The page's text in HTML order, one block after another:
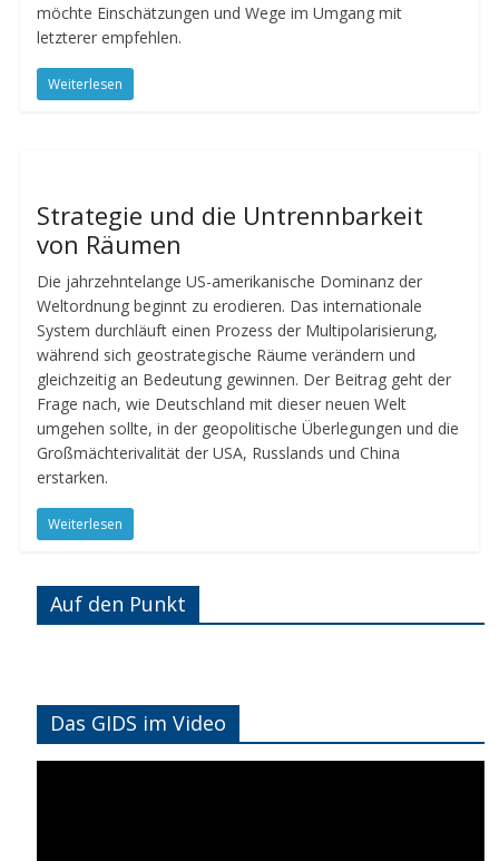
möchte Einschätzungen und Wege im Umgang mit
letzterer empfehlen.
Weiterlesen
Strategie und die Untrennbarkeit
von Räumen
Die jahrzehntelange US-amerikanische Dominanz der
Weltordnung beginnt zu erodieren. Das internationale
System durchläuft einen Prozess der Multipolarisierung,
während sich geostrategische Räume verändern und
gleichzeitig an Bedeutung gewinnen. Der Beitrag geht der
Frage nach, wie Deutschland mit dieser neuen Welt
umgehen sollte, in der geopolitische Überlegungen und die
Großmächterivalität der USA, Russlands und China
erstarken.
Weiterlesen
Auf den Punkt
Das GIDS im Video